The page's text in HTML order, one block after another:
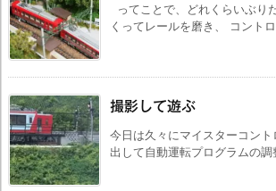
ってことで、どれくらいぶり
くってレールを磨き、 コント
撮影して遊ぶ
今日は久々にマイスターコント
出して自動運転プログラムの